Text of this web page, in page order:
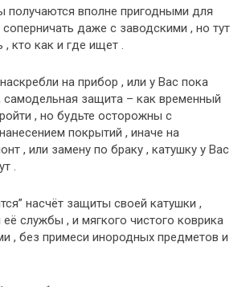
получаются вполне пригодными для
даже с заводскими , но тут
кто как и где ищет .
на прибор , или у Вас пока
самодельная защита – как временный
, но будьте осторожны с
покрытий , иначе на
, или замену по браку , катушку у Вас
.
насчёт защиты своей катушки ,
службы , и мягкого чистого коврика
, без примеси инородных предметов и